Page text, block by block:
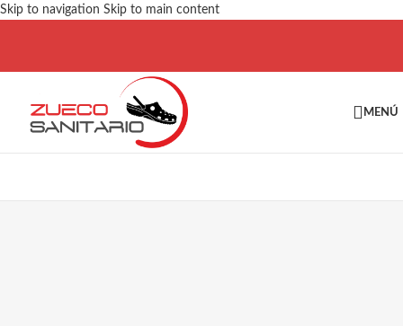
Skip to navigation Skip to main content
MENÚ